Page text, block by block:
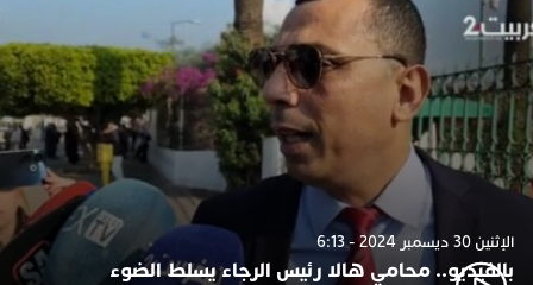
الإثنين 30 ديسمبر 2024 - 6:13
بالفيديو.. محامي هالا رئيس الرجاء يسلط الضوء